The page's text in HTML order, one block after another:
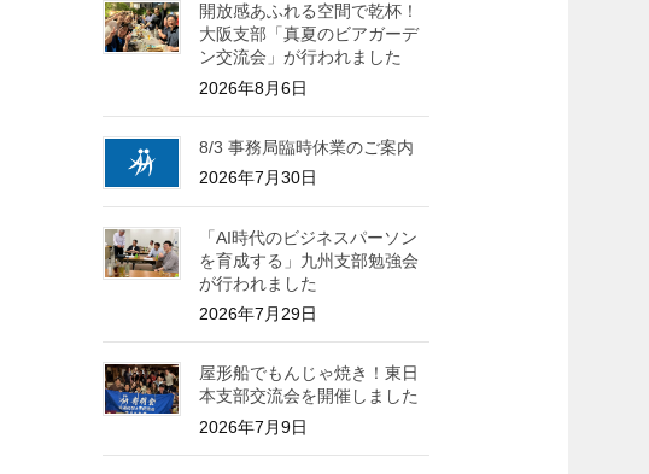
開放感あふれる空間で乾杯！
大阪支部「真夏のビアガーデ
ン交流会」が行われました
2026年8月6日
8/3 事務局臨時休業のご案内
2026年7月30日
「AI時代のビジネスパーソン
を育成する」九州支部勉強会
が行われました
2026年7月29日
屋形船でもんじゃ焼き！東日
本支部交流会を開催しました
2026年7月9日